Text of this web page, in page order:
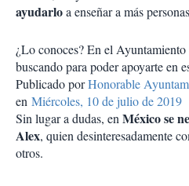
ayudarloa enseñar a más
¿Lo conoces? En el
buscando para poder apoyarte en
Publicado porHonorable
en Miércoles, 10 de julio de 2019
Sin lugar a dudas, en México se
Alex, quien desinteresadamente
otros.